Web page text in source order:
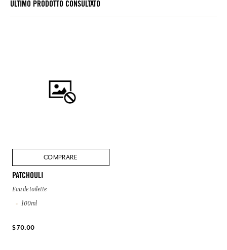
ULTIMO PRODOTTO CONSULTATO
COMPRARE
PATCHOULI
Eau de toilette
100ml
$ 70.00